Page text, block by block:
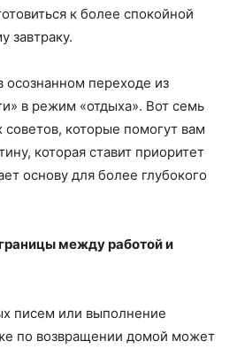
к более спокойной
завтраку.
осознанном переходе из
в режим «отдыха». Вот семь
советов, которые помогут вам
которая ставит приоритет
основу для более глубокого
границы между работой и
писем или выполнение
по возвращении домой может